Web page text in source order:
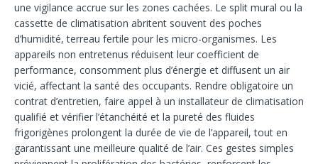
une vigilance accrue sur les zones cachées. Le split mural ou la
cassette de climatisation abritent souvent des poches
d’humidité, terreau fertile pour les micro-organismes. Les
appareils non entretenus réduisent leur coefficient de
performance, consomment plus d’énergie et diffusent un air
vicié, affectant la santé des occupants. Rendre obligatoire un
contrat d’entretien, faire appel à un installateur de climatisation
qualifié et vérifier l’étanchéité et la pureté des fluides
frigorigènes prolongent la durée de vie de l’appareil, tout en
garantissant une meilleure qualité de l’air. Ces gestes simples